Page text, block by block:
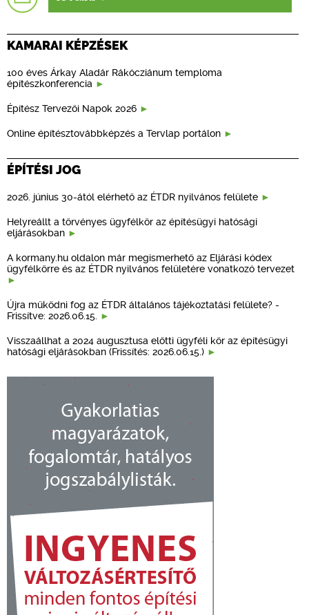
KAMARAI KÉPZÉSEK
100 éves Árkay Aladár Rákócziánum temploma
építészkonferencia
Építész Tervezői Napok 2026
Online építésztovábbképzés a Tervlap portálon
ÉPÍTÉSI JOG
2026. június 30-ától elérhető az ÉTDR nyilvános felülete
Helyreállt a törvényes ügyfélkör az építésügyi hatósági
eljárásokban
A kormany.hu oldalon már megismerhető az Eljárási kódex
ügyfélkörre és az ÉTDR nyilvános felületére vonatkozó tervezet
Újra működni fog az ÉTDR általános tájékoztatási felülete? -
Frissítve: 2026.06.15.
Visszaállhat a 2024 augusztusa előtti ügyféli kör az építésügyi
hatósági eljárásokban (Frissítés: 2026.06.15.)